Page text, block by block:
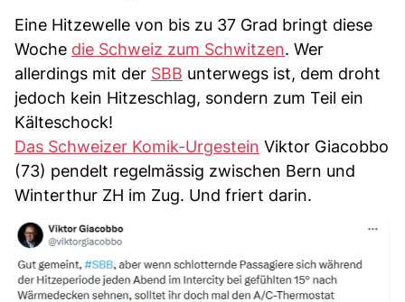
Eine Hitzewelle von bis zu 37 Grad bringt diese
Woche die Schweiz zum Schwitzen. Wer
allerdings mit der SBB unterwegs ist, dem droht
jedoch kein Hitzeschlag, sondern zum Teil ein
Kälteschock!
Das Schweizer Komik-Urgestein Viktor Giacobbo
(73) pendelt regelmässig zwischen Bern und
Winterthur ZH im Zug. Und friert darin.